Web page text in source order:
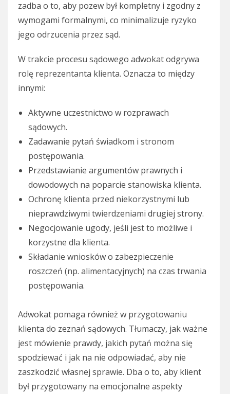
zadba o to, aby pozew był kompletny i zgodny z
wymogami formalnymi, co minimalizuje ryzyko
jego odrzucenia przez sąd.
W trakcie procesu sądowego adwokat odgrywa
rolę reprezentanta klienta. Oznacza to między
innymi:
Aktywne uczestnictwo w rozprawach
sądowych.
Zadawanie pytań świadkom i stronom
postępowania.
Przedstawianie argumentów prawnych i
dowodowych na poparcie stanowiska klienta.
Ochronę klienta przed niekorzystnymi lub
nieprawdziwymi twierdzeniami drugiej strony.
Negocjowanie ugody, jeśli jest to możliwe i
korzystne dla klienta.
Składanie wniosków o zabezpieczenie
roszczeń (np. alimentacyjnych) na czas trwania
postępowania.
Adwokat pomaga również w przygotowaniu
klienta do zeznań sądowych. Tłumaczy, jak ważne
jest mówienie prawdy, jakich pytań można się
spodziewać i jak na nie odpowiadać, aby nie
zaszkodzić własnej sprawie. Dba o to, aby klient
był przygotowany na emocjonalne aspekty